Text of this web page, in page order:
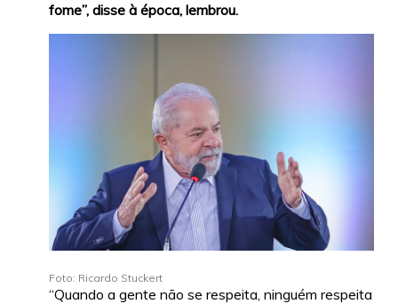
fome”, disse à época, lembrou.
Foto: Ricardo Stuckert
“Quando a gente não se respeita, ninguém respeita